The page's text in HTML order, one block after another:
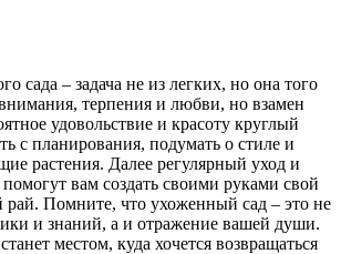
сада – задача не из легких, но она того
терпения и любви, но взамен
удовольствие и красоту круглый
с планирования, подумать о стиле и
растения. Далее регулярный уход и
вам создать своими руками свой
рай. Помните, что ухоженный сад – это не
и знаний, а и отражение вашей души.
местом, куда хочется возвращаться